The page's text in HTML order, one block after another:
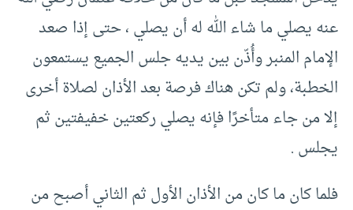
عنه يصلي ما شاء الله له أن يصلي ، حتى إذا صعد
الإمام المنبر وأُذّن بين يديه جلس الجميع يستمعون
الخطبة، ولم تكن هناك فرصة بعد الأذان لصلاة أخرى
إلا من جاء متأخرًا فإنه يصلي ركعتين خفيفتين ثم
يجلس .
فلما كان ما كان من الأذان الأول ثم الثاني أصبح من